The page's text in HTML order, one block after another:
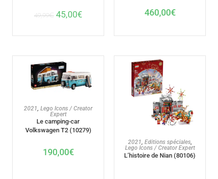
49,99€ 45,00€ 460,00€
AJOUTER AU PANIER
2021 Lego Icons / Creator
Expert
Le camping-car
Volkswagen T2 (10279)
190,00€
AJOUTER AU PANIER
2021 Editions spéciales,
Lego Icons / Creator Expert
L’histoire de Nian (80106)